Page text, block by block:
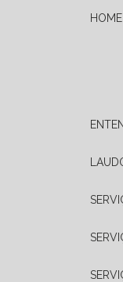
HOME